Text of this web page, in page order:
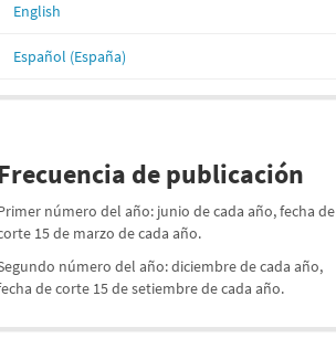
English
Español (España)
de publicación
número del año: junio de cada año, fecha de
15 de marzo de cada año.
número del año: diciembre de cada año,
de corte 15 de setiembre de cada año.